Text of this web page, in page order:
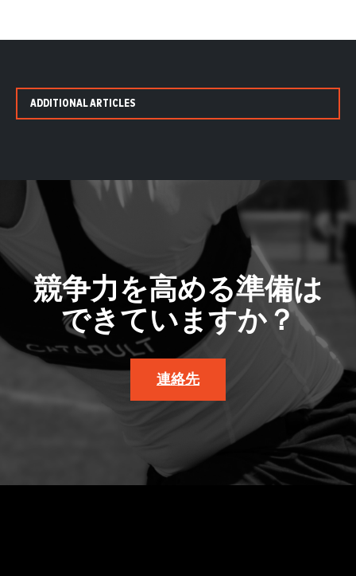
ADDITIONAL ARTICLES
競争力を高める準備は
できていますか？
連絡先